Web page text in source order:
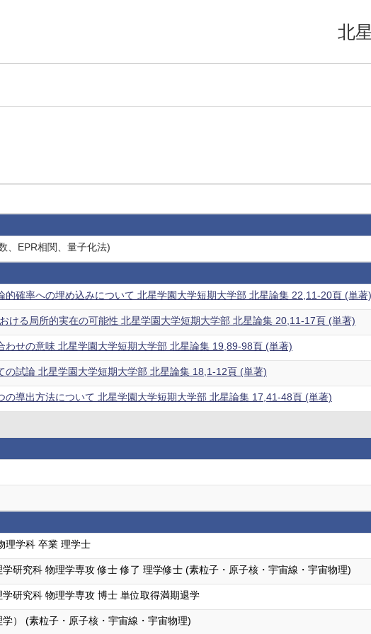
北
、EPR相関、量子化法)
的確率への埋め込みについて 北星学園大学短期大学部 北星論集 22,11-20頁 (単著)
ける局所的実在の可能性 北星学園大学短期大学部 北星論集 20,11-17頁 (単著)
わせの意味 北星学園大学短期大学部 北星論集 19,89-98頁 (単著)
の試論 北星学園大学短期大学部 北星論集 18,1-12頁 (単著)
の導出方法について 北星学園大学短期大学部 北星論集 17,41-48頁 (単著)
理学科 卒業 理学士
研究科 物理学専攻 修士 修了 理学修士 (素粒子・原子核・宇宙線・宇宙物理)
研究科 物理学専攻 博士 単位取得満期退学
） (素粒子・原子核・宇宙線・宇宙物理)